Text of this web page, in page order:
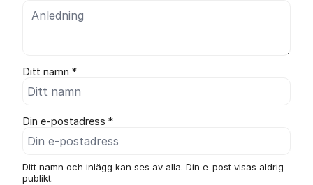
Ditt namn *
Din e-postadress *
Ditt namn och inlägg kan ses av alla. Din e-post visas aldrig
publikt.